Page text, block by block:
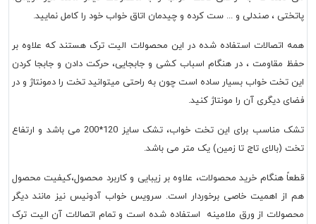
پاتختی ، صندلی و ... ست کرده و چیدمان اتاق خواب خود را کامل نمایید.
همه اتصالات استفاده شده در این محصولات الیت ترک هستند که علاوه بر
حفظ مقاومت ، در هنگام اسباب کشی و جابجایی، حرکت دادن و جابجا کردن
این تخت خواب بسیار ساده است چون به راحتی میتوانید تخت را دمونتاژ و در
فضای دیگری آن را مونتاژ کنید.
تشک مناسب برای این تخت خواب، تشک سایز 120*200 می باشد و ارتفاع
تخت (بالای تاج تا زمین) یک متر می باشد.
قطعاً هنگام خرید محصولات، علاوه بر زیبایی و کاربرد محصول،کیفیت محصول
هم از اهمیت خاصی برخوردار است. سرویس خواب آدونیس نیز مانند دیگر
محصولات از ورق ملامینه استفاده شده است و تمام اتصالات آن الیت ترک